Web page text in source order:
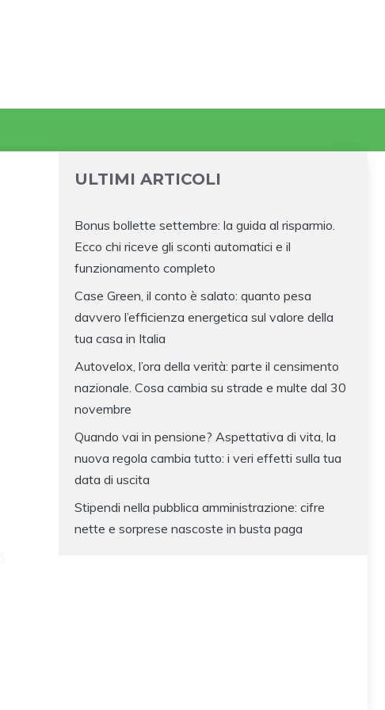
ULTIMI ARTICOLI
Bonus bollette settembre: la guida al risparmio.
Ecco chi riceve gli sconti automatici e il
funzionamento completo
Case Green, il conto è salato: quanto pesa
davvero l’efficienza energetica sul valore della
tua casa in Italia
Autovelox, l’ora della verità: parte il censimento
nazionale. Cosa cambia su strade e multe dal 30
novembre
Quando vai in pensione? Aspettativa di vita, la
nuova regola cambia tutto: i veri effetti sulla tua
data di uscita
Stipendi nella pubblica amministrazione: cifre
nette e sorprese nascoste in busta paga